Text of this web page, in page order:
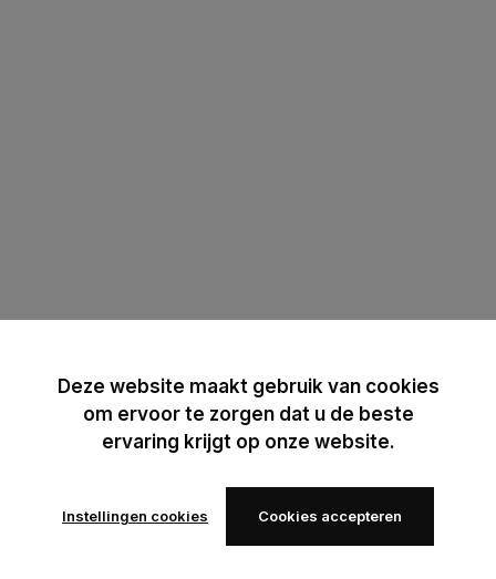
Deze website maakt gebruik van cookies
om ervoor te zorgen dat u de beste
ervaring krijgt op onze website.
Instellingen cookies Cookies accepteren